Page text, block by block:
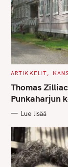
C
T
E
G
O
I
S
ARTIKKELIT
Thomas
Punkaharjun
Lue lisää